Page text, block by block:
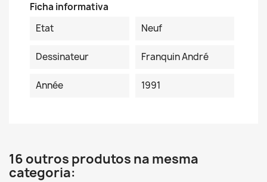
Ficha informativa
Etat
Neuf
Dessinateur Franquin André
Année 1991
16 outros produtos na mesma
categoria: